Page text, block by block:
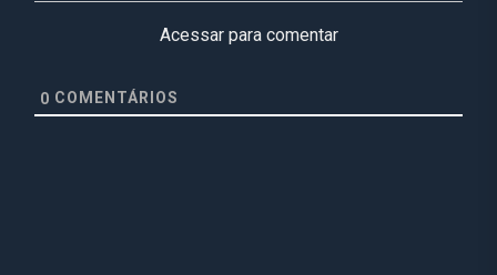
Acessar para comentar
0 COMENTÁRIOS